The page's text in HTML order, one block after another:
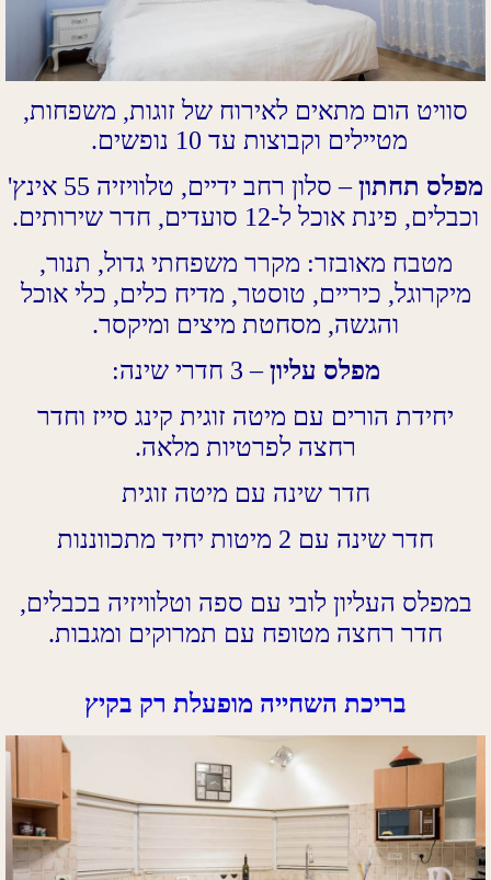
סוויט הום מתאים לאירוח של זוגות, משפחות,
מטיילים וקבוצות עד 10 נופשים.
מפלס תחתון–
סלון רחב ידיים, טלוויזיה 55 אינץ'
וכבלים, פינת אוכל ל-12 סועדים, חדר שירותים.
מטבח מאובזר: מקרר משפחתי גדול, תנור,
מיקרוגל, כיריים, טוסטר, מדיח כלים, כלי אוכל
והגשה, מסחטת מיצים ומיקסר.
מפלס עליון– 3 חדרי שינה:
יחידת הורים עם מיטה זוגית קינג סייז וחדר
רחצה לפרטיות מלאה.
חדר שינה עם מיטה זוגית
חדר שינה עם 2 מיטות יחיד מתכווננות
במפלס העליון לובי עם ספה וטלוויזיה בכבלים,
חדר רחצה מטופח עם תמרוקים ומגבות.
בריכת השחייה מופעלת רק בקיץ